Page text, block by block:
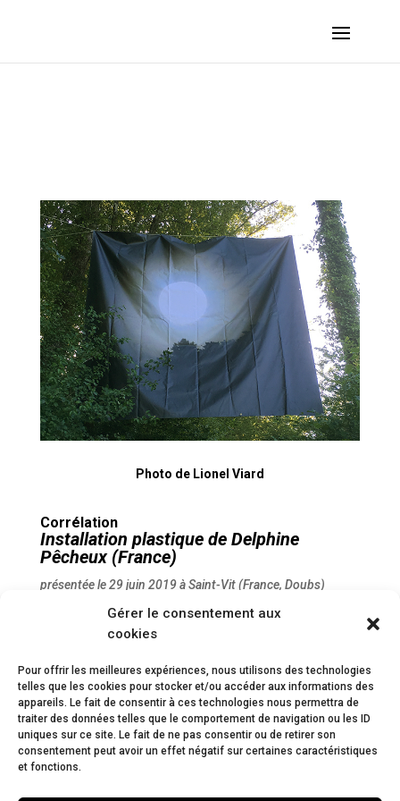
Gérer le consentement aux
cookies
Pour offrir les meilleures expériences, nous utilisons des technologies
telles que les cookies pour stocker et/ou accéder aux informations des
appareils. Le fait de consentir à ces technologies nous permettra de
traiter des données telles que le comportement de navigation ou les ID
uniques sur ce site. Le fait de ne pas consentir ou de retirer son
consentement peut avoir un effet négatif sur certaines caractéristiques
et fonctions.
Photo de Lionel Viard
Corrélation
Installation plastique de Delphine
Pêcheux(France)
présentée le 29 juin 2019 à Saint-Vit (France, Doubs)
L’on dit souvent que la lumière de nos villes assombrit
celle des étoiles et qu’il faut rejoindre les coins les
constellations célestes dans leur pureté originelle.
Jamais polluée par des néons barbares, la Lune
apparaît triomphante au-dessus des arbres noirs.